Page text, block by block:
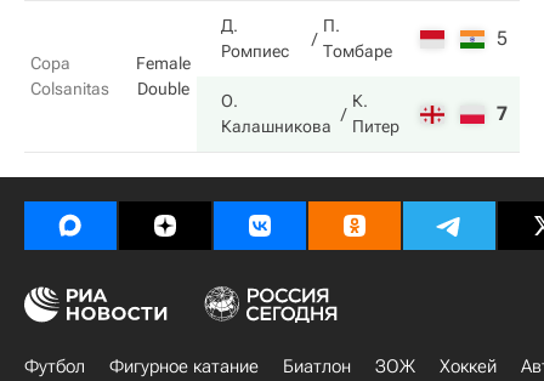
Copa
Colsanitas
Female
Double
Д.
Ромпиес
П.
Томбаре
5
О.
Калашникова
К.
Питер
7
Футбол Фигурное катание Биатлон ЗОЖ Хоккей